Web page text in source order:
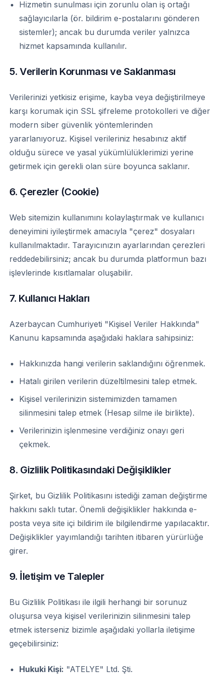
Hizmetin sunulması için zorunlu olan iş ortağı
sağlayıcılarla (ör. bildirim e-postalarını gönderen
sistemler); ancak bu durumda veriler yalnızca
hizmet kapsamında kullanılır.
5. Verilerin Korunması ve Saklanması
Verilerinizi yetkisiz erişime, kayba veya değiştirilmeye
karşı korumak için SSL şifreleme protokolleri ve diğer
modern siber güvenlik yöntemlerinden
yararlanıyoruz. Kişisel verileriniz hesabınız aktif
olduğu sürece ve yasal yükümlülüklerimizi yerine
getirmek için gerekli olan süre boyunca saklanır.
6. Çerezler (Cookie)
Web sitemizin kullanımını kolaylaştırmak ve kullanıcı
deneyimini iyileştirmek amacıyla "çerez" dosyaları
kullanılmaktadır. Tarayıcınızın ayarlarından çerezleri
reddedebilirsiniz; ancak bu durumda platformun bazı
işlevlerinde kısıtlamalar oluşabilir.
7. Kullanıcı Hakları
Azerbaycan Cumhuriyeti "Kişisel Veriler Hakkında"
Kanunu kapsamında aşağıdaki haklara sahipsiniz:
Hakkınızda hangi verilerin saklandığını öğrenmek.
Hatalı girilen verilerin düzeltilmesini talep etmek.
Kişisel verilerinizin sistemimizden tamamen
silinmesini talep etmek (Hesap silme ile birlikte).
Verilerinizin işlenmesine verdiğiniz onayı geri
çekmek.
8. Gizlilik Politikasındaki Değişiklikler
Şirket, bu Gizlilik Politikasını istediği zaman değiştirme
hakkını saklı tutar. Önemli değişiklikler hakkında e-
posta veya site içi bildirim ile bilgilendirme yapılacaktır.
Değişiklikler yayımlandığı tarihten itibaren yürürlüğe
girer.
9. İletişim ve Talepler
Bu Gizlilik Politikası ile ilgili herhangi bir sorunuz
oluşursa veya kişisel verilerinizin silinmesini talep
etmek isterseniz bizimle aşağıdaki yollarla iletişime
geçebilirsiniz:
Hukuki Kişi: "ATELYE" Ltd. Şti.